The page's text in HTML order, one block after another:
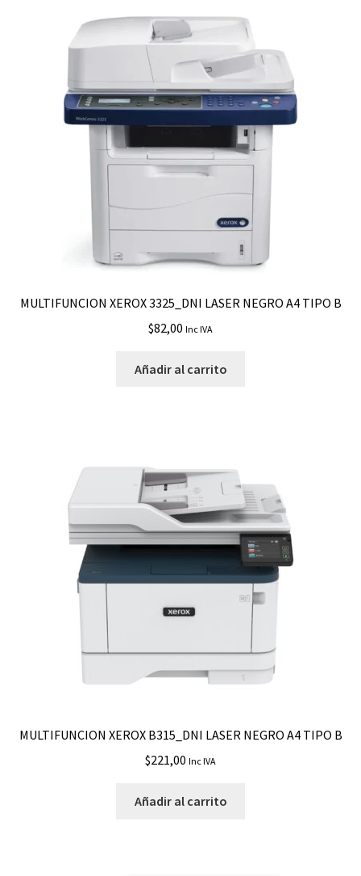
MULTIFUNCION XEROX 3325_DNI LASER NEGRO A4 TIPO B
$82,00 Inc IVA
Añadir al carrito
MULTIFUNCION XEROX B315_DNI LASER NEGRO A4 TIPO B
$221,00 Inc IVA
Añadir al carrito